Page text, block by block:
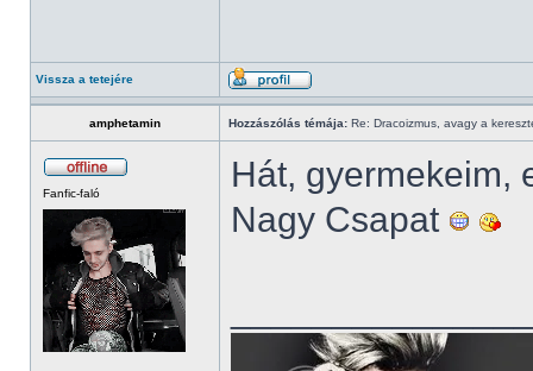
Vissza a tetejére
amphetamin Hozzászólás témája: Re: Dracoizmus, avagy a
Fanfic-faló
Hát, gyermekeim,
Nagy Csapat